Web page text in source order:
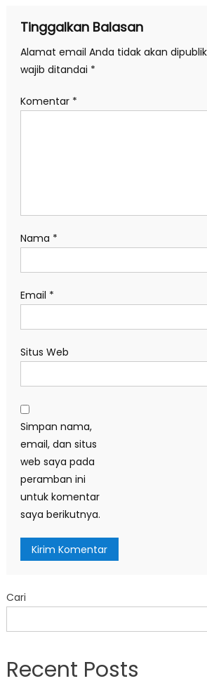
Tinggalkan Balasan
Alamat email Anda tidak akan
wajib ditandai *
Komentar *
Nama *
Email *
Situs Web
Simpan nama,
email, dan situs
web saya pada
peramban ini
untuk komentar
saya berikutnya.
Cari
Recent Posts